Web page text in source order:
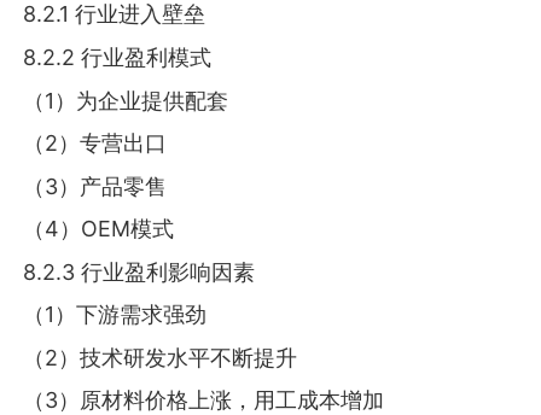
8.2.1 行业进入壁垒
8.2.2 行业盈利模式
（1）为企业提供配套
（2）专营出口
（3）产品零售
（4）OEM模式
8.2.3 行业盈利影响因素
（1）下游需求强劲
（2）技术研发水平不断提升
（3）原材料价格上涨，用工成本增加